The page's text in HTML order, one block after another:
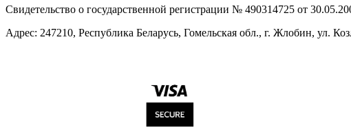
Свидетельство о государственной регистрации № 490314725 от
Адрес: 247210, Республика Беларусь, Гомельская обл., г. Жлобин, ул.